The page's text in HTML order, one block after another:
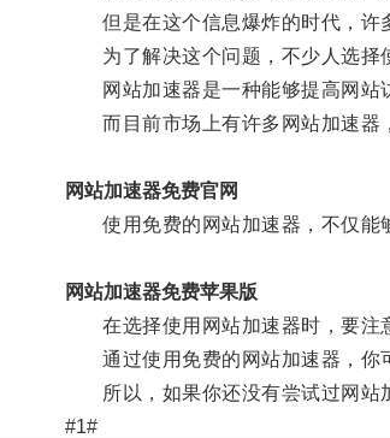
但是在这个信息爆炸的时代，许
为了解决这个问题，不少人选择
网站加速器是一种能够提高网站访
而目前市场上有许多网站加速器
网站加速器免费官网
使用免费的网站加速器，不仅能够
网站加速器免费苹果版
在选择使用网站加速器时，要注意
通过使用免费的网站加速器，你可
所以，如果你还没有尝试过网站
#1#